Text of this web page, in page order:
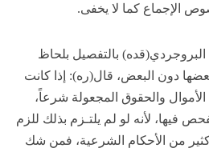
الإجماع كما لا يخفى.
البروجردي(قده) بالتفصيل بلحاظ
دون البعض، قال(ره): إذا كانت
والحقوق المجعولة شرعاً،
فيها، لأنه لو لم يلتـزم بذلك للزم
من الأحكام الشرعية، فمن شك